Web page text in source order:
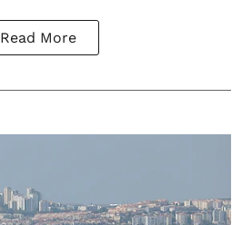
Read More